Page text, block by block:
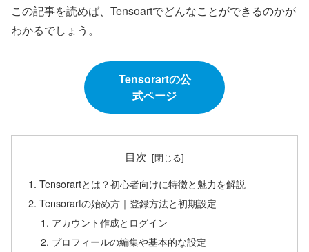
この記事を読めば、Tensoartでどんなことができるのかが
わかるでしょう。
Tensorartの公
式ページ
目次
Tensorartとは？初心者向けに特徴と魅力を解説
Tensorartの始め方｜登録方法と初期設定
アカウント作成とログイン
プロフィールの編集や基本的な設定